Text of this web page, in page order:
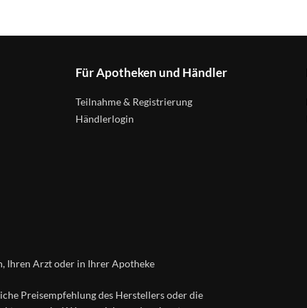
Für Apotheken und Händler
Teilnahme & Registrierung
Händlerlogin
Ihren Arzt oder in Ihrer Apotheke
Preisempfehlung des Herstellers oder die